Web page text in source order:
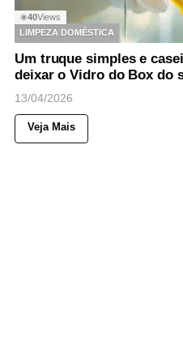
◉40Views
LIMPEZA DOMÉSTICA
Um truque simples e
deixar o Vidro do Box do
13/04/2026
Veja Mais